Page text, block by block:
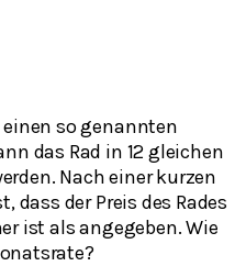
so genannten
das Rad in 12 gleichen
Nach einer kurzen
dass der Preis des Rades
ist als angegeben. Wie